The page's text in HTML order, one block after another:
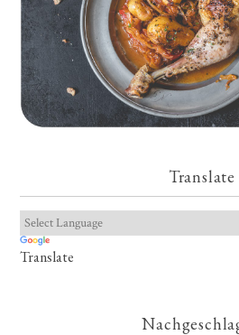
Translate
Translate